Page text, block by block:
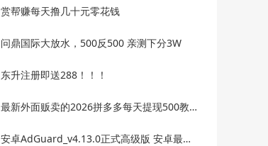
赏帮赚每天撸几十元零花钱
问鼎国际大放水，500反500 亲测下分3W
东升注册即送288！！！
最新外面贩卖的2026拼多多每天提现500教程来了
安卓AdGuard_v4.13.0正式高级版 安卓最好用的广告过滤器